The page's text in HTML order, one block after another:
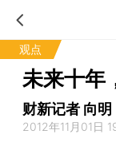
观点
未来十
财新记者 向明
2012年11月01日